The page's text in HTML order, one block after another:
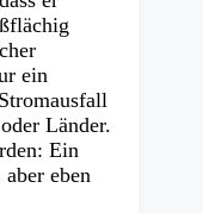
ein
Länder.
Ein
eben